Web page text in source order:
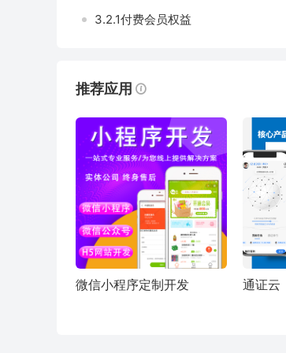
3.2.1付费会员权益
推荐应用
微信小程序定制开发 通证云